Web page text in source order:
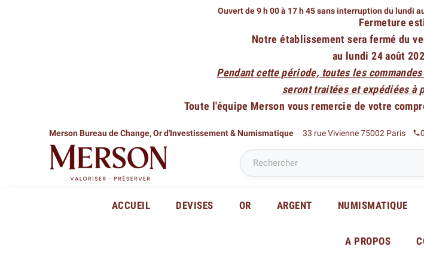
Ouvert de 9 h 00 à 17 h 45 sans interruption du lundi
Fermeture
Notre établissement sera fermé du
au lundi 24 août
Pendant cette période, toutes les
seront traitées et expédiées à
Toute l'équipe Merson vous remercie de votre
Merson Bureau de Change, Or d'Investissement & Numismatique 33 rue Vivienne 75002 Paris phone
ACCUEIL DEVISES OR ARGENT NUMISMATIQUE
A PROPOS